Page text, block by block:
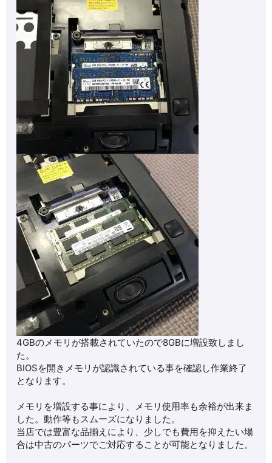
4GBのメモリが搭載されていたので8GBに増設致しまし
た。
BIOSを開きメモリが認識されている事を確認し作業終了
となります。
メモリを増設する事により、メモリ使用率も余裕が出来ま
した。動作等もスムーズになりました。
当店では豊富な品揃えにより、少しでも費用を抑えたい場
合は中古のパーツでご対応することが可能となりました。